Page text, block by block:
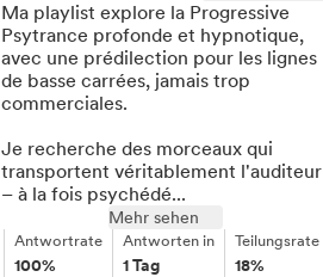
Ma playlist explore la Progressive
Psytrance profonde et hypnotique,
avec une prédilection pour les lignes
de basse carrées, jamais trop
commerciales.
Je recherche des morceaux qui
transportent véritablement l'auditeur
– à la fois psychédé...
Mehr sehen
Antwortrate
100%
Antworten in
1 Tag
Teilungsrate
18%